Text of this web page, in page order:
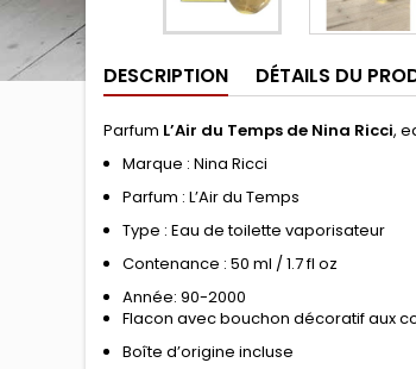
DESCRIPTION DÉTAILS DU
Parfum L’Air du Temps de Nina Ricci,
Marque : Nina Ricci
Parfum : L’Air du Temps
Type : Eau de toilette vaporisateur
Contenance : 50 ml / 1.7 fl oz
Année: 90-2000
Flacon avec bouchon décoratif aux
Boîte d’origine incluse